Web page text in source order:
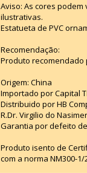
Aviso: As cores
ilustrativas.
Estatueta de PVC
Recomendação:
Produto recomendado
Origem: China
Importado por Capital
Distribuido por HB
R.Dr. Virgilio do
Garantia por defeito
Produto isento de
com a norma NM300-